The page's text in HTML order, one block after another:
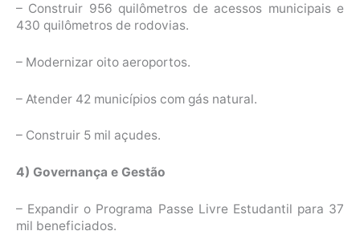
– Construir 956 quilômetros de acessos municipais e
430 quilômetros de rodovias.
– Modernizar oito aeroportos.
– Atender 42 municípios com gás natural.
– Construir 5 mil açudes.
4) Governança e Gestão
– Expandir o Programa Passe Livre Estudantil para 37
mil beneficiados.